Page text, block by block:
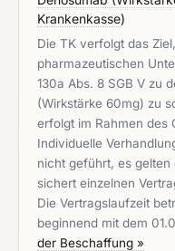
Krankenkasse)
Die TK verfolgt das
pharmazeutischen
130a Abs. 8 SGB V zu
(Wirkstärke 60mg) zu
erfolgt im Rahmen des
Individuelle
nicht geführt, es gelten
sichert einzelnen
Die Vertragslaufzeit
beginnend mit dem
der Beschaffung »